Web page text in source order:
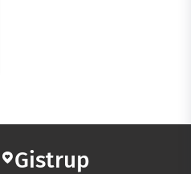
Gistrup